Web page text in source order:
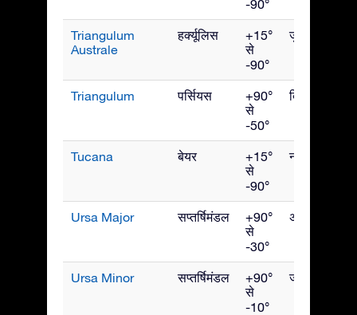
-90°
Triangulum
Australe
हर्क्यूलिस
+15°
से
-90°
जुलाई
Triangulum पर्सियस
+90°
से
-50°
दिसंबर
Tucana बेयर
+15°
से
-90°
नवंबर
Ursa Major सप्तर्षिमंडल
+90°
से
-30°
अप्रैल
Ursa Minor सप्तर्षिमंडल
+90°
से
-10°
जून